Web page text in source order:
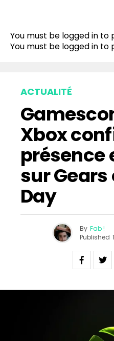
You must be logged in
You must be logged in to
ACTUALITÉ
Xbox
présence
sur Gears
Day
By Fab !
Published